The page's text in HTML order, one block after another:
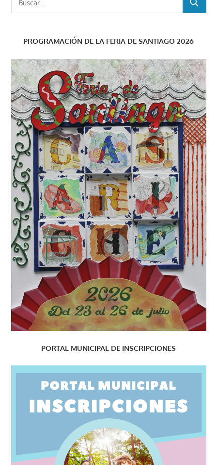
BUSCAR
PROGRAMACIÓN DE LA FERIA DE SANTIAGO 2026
PORTAL MUNICIPAL DE INSCRIPCIONES